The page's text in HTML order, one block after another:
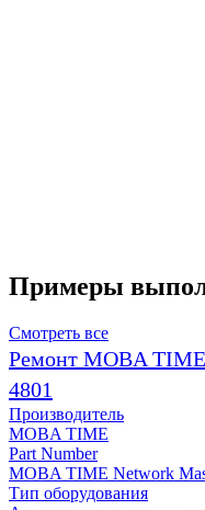
Примеры
Смотреть все
Ремонт MOBA
4801
Производитель
MOBA TIME
Part Number
MOBA TIME Network
Тип оборудования